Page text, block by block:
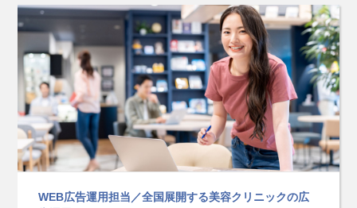
WEB広告運用担当／全国展開する美容クリニックの広